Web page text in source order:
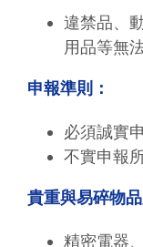
違禁品、
用品等無
申報準則：
必須誠實
不實申報
貴重與易碎物品
精密電器